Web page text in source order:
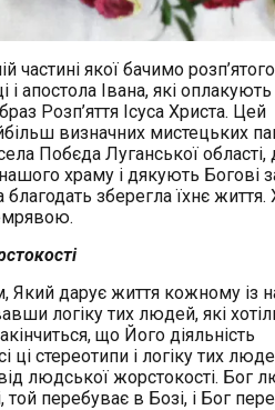
частині якої бачимо
і апостола Івана, які оплакують
Розп’яття Ісуса Христа. Цей
визначних мистецьких
Побєда Луганської області,
храму і дякують Богові
зберегла їхнє життя.
Який дарує життя кожному із
логіку тих людей, які
що Його діяльність
стереотипи і логіку тих
людської жорстокості. Бог
перебуває в Бозі, і Бог